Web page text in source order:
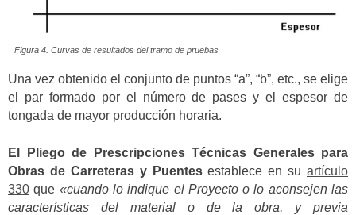
Figura 4. Curvas de resultados del tramo de pruebas
Una vez obtenido el conjunto de puntos “a”, “b”, etc., se elige
el par formado por el número de pases y el espesor de
tongada de mayor producción horaria.
El Pliego de Prescripciones Técnicas Generales para
Obras de Carreteras y Puentesestablece en su artículo
330 que «cuando lo indique el Proyecto o lo aconsejen las
características del material o de la obra, y previa